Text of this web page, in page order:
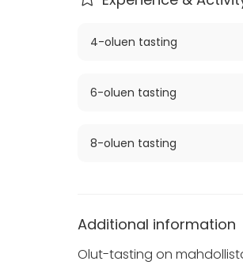
4-oluen tasting
6-oluen tasting
8-oluen tasting
Additional information
Olut-tasting on